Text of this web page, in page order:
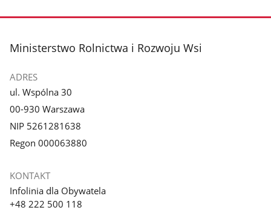
stopka
Ministerstwo Rolnictwa i Rozwoju Wsi
ADRES
ul. Wspólna 30
00-930 Warszawa
NIP 5261281638
Regon 000063880
KONTAKT
Infolinia dla Obywatela
+48 222 500 118